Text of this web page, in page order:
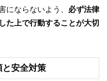
にならないよう、 必ず法律
た上で行動することが大切
と安全対策